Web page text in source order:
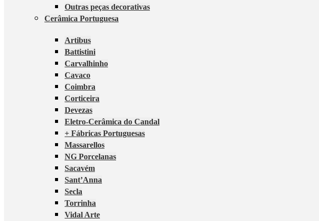
Outras peças decorativas
Cerâmica Portuguesa
Artibus
Battistini
Carvalhinho
Cavaco
Coimbra
Corticeira
Devezas
Eletro-Cerâmica do Candal
+ Fábricas Portuguesas
Massarellos
NG Porcelanas
Sacavém
Sant’Anna
Secla
Torrinha
Vidal Arte